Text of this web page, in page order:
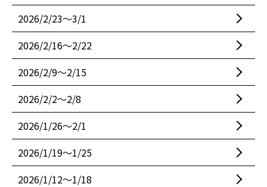
2026/2/23〜3/1
2026/2/16〜2/22
2026/2/9〜2/15
2026/2/2〜2/8
2026/1/26〜2/1
2026/1/19〜1/25
2026/1/12〜1/18